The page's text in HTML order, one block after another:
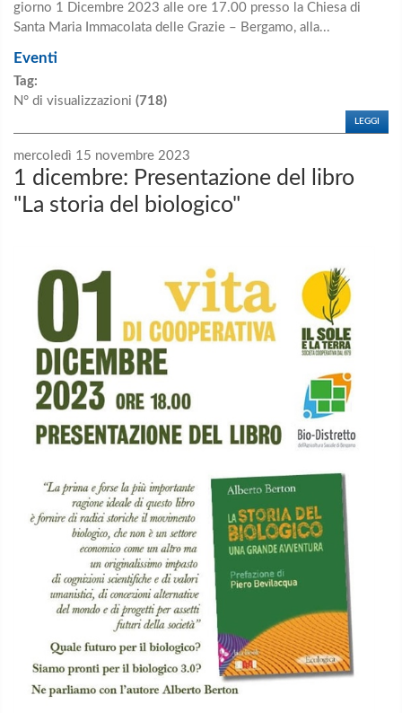
giorno 1 Dicembre 2023 alle ore 17.00 presso la Chiesa di
Santa Maria Immacolata delle Grazie – Bergamo, alla...
Eventi
Tag:
N° di visualizzazioni (718)
LEGGI
mercoledì 15 novembre 2023
1 dicembre: Presentazione del libro
"La storia del biologico"